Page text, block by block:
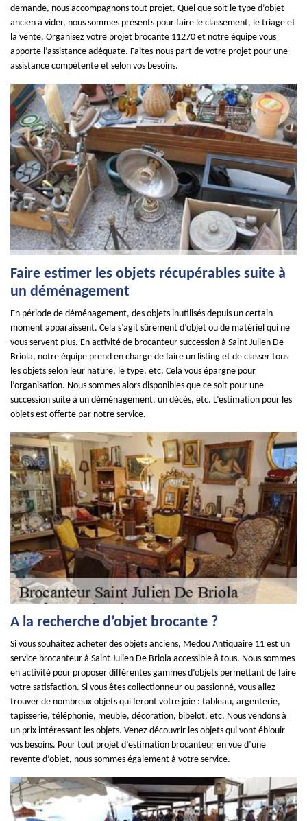
demande, nous accompagnons tout projet. Quel que soit le type d’objet
ancien à vider, nous sommes présents pour faire le classement, le triage et
la vente. Organisez votre projet brocante 11270 et notre équipe vous
apporte l’assistance adéquate. Faites-nous part de votre projet pour une
assistance compétente et selon vos besoins.
Faire estimer les objets récupérables suite à
un déménagement
En période de déménagement, des objets inutilisés depuis un certain
moment apparaissent. Cela s’agit sûrement d’objet ou de matériel qui ne
vous servent plus. En activité de brocanteur succession à Saint Julien De
Briola, notre équipe prend en charge de faire un listing et de classer tous
les objets selon leur nature, le type, etc. Cela vous épargne pour
l’organisation. Nous sommes alors disponibles que ce soit pour une
succession suite à un déménagement, un décès, etc. L’estimation pour les
objets est offerte par notre service.
A la recherche d’objet brocante ?
Si vous souhaitez acheter des objets anciens, Medou Antiquaire 11 est un
service brocanteur à Saint Julien De Briola accessible à tous. Nous sommes
en activité pour proposer différentes gammes d’objets permettant de faire
votre satisfaction. Si vous êtes collectionneur ou passionné, vous allez
trouver de nombreux objets qui feront votre joie : tableau, argenterie,
tapisserie, téléphonie, meuble, décoration, bibelot, etc. Nous vendons à
un prix intéressant les objets. Venez découvrir les objets qui vont éblouir
vos besoins. Pour tout projet d’estimation brocanteur en vue d’une
revente d’objet, nous sommes également à votre service.